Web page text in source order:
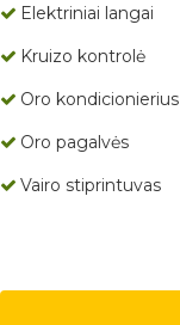
Elektriniai langai
Kruizo kontrolė
Oro kondicionierius
Oro pagalvės
Vairo stiprintuvas